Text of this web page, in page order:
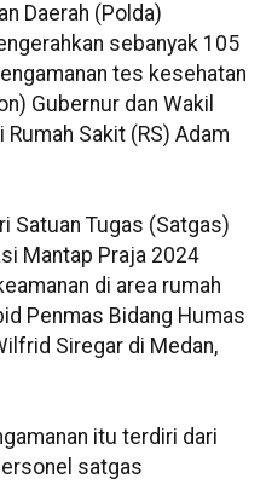
Daerah (Polda)
sebanyak 105
tes kesehatan
Gubernur dan Wakil
Sakit (RS) Adam
Satuan Tugas (Satgas)
Mantap Praja 2024
di area rumah
Penmas Bidang Humas
Siregar di Medan,
itu terdiri dari
satgas